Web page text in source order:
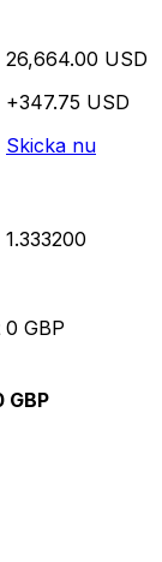
26,664.00 USD
+347.75 USD
Skicka nu
1.333200
0 GBP